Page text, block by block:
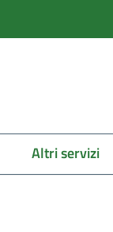
Altri servizi